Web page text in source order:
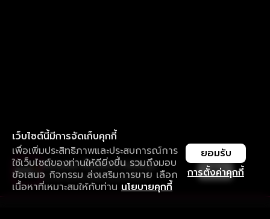
เว็บไซต์นี้มีการจัดเก็บคุกกี้
เพื่อเพิ่มประสิทธิภาพและประสบการณ์การ
ใช้เว็บไซต์ของท่านให้ดียิ่งขึ้น รวมถึงมอบ
ข้อเสนอ กิจกรรม ส่งเสริมการขาย เลือก
เนื้อหาที่เหมาะสมให้กับท่าน นโยบายคุกกี้
การตั้งค่าคุกกี้
ยอมรับ
ใช้งานแอป ลื่นไหลกว่า ไม่มีสะดุด
ดาวน์โหลดแอปเพื่อการรับชมที่ดีกว่า เปิด